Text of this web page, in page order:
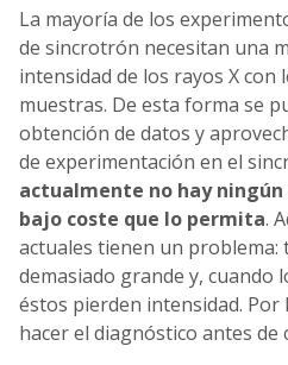
La mayoría de los
de sincrotrón necesitan una
intensidad de los rayos X con
muestras. De esta forma se
obtención de datos y
de experimentación en el
actualmente no hay
bajo coste que lo permita.
actuales tienen un problema:
demasiado grande y, cuando
éstos pierden intensidad. Por
hacer el diagnóstico antes